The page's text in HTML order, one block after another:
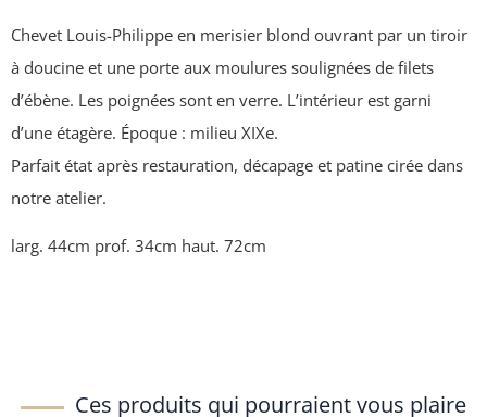
Chevet Louis-Philippe en merisier blond ouvrant par un tiroir
à doucine et une porte aux moulures soulignées de filets
d’ébène. Les poignées sont en verre. L’intérieur est garni
d’une étagère. Époque : milieu XIXe.
Parfait état après restauration, décapage et patine cirée dans
notre atelier.
larg. 44cm prof. 34cm haut. 72cm
Ces produits qui pourraient vous plaire